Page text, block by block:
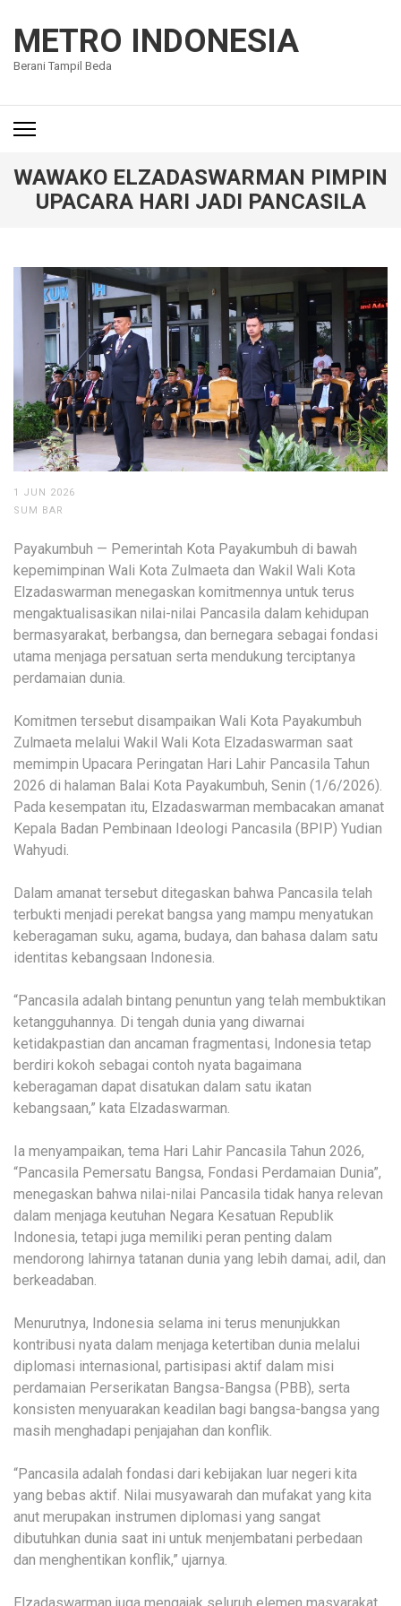
konten
(Tekan
METRO INDONESIA
Berani Tampil Beda
WAWAKO ELZADASWARMAN PIMPIN
UPACARA HARI JADI PANCASILA
1 JUN 2026
SUM BAR
Payakumbuh — Pemerintah Kota Payakumbuh di bawah
kepemimpinan Wali Kota Zulmaeta dan Wakil Wali Kota
Elzadaswarman menegaskan komitmennya untuk terus
mengaktualisasikan nilai-nilai Pancasila dalam kehidupan
bermasyarakat, berbangsa, dan bernegara sebagai fondasi
utama menjaga persatuan serta mendukung terciptanya
perdamaian dunia.
Komitmen tersebut disampaikan Wali Kota Payakumbuh
Zulmaeta melalui Wakil Wali Kota Elzadaswarman saat
memimpin Upacara Peringatan Hari Lahir Pancasila Tahun
2026 di halaman Balai Kota Payakumbuh, Senin (1/6/2026).
Pada kesempatan itu, Elzadaswarman membacakan amanat
Kepala Badan Pembinaan Ideologi Pancasila (BPIP) Yudian
Wahyudi.
Dalam amanat tersebut ditegaskan bahwa Pancasila telah
terbukti menjadi perekat bangsa yang mampu menyatukan
keberagaman suku, agama, budaya, dan bahasa dalam satu
identitas kebangsaan Indonesia.
“Pancasila adalah bintang penuntun yang telah membuktikan
ketangguhannya. Di tengah dunia yang diwarnai
ketidakpastian dan ancaman fragmentasi, Indonesia tetap
berdiri kokoh sebagai contoh nyata bagaimana
keberagaman dapat disatukan dalam satu ikatan
kebangsaan,” kata Elzadaswarman.
Ia menyampaikan, tema Hari Lahir Pancasila Tahun 2026,
“Pancasila Pemersatu Bangsa, Fondasi Perdamaian Dunia”,
menegaskan bahwa nilai-nilai Pancasila tidak hanya relevan
dalam menjaga keutuhan Negara Kesatuan Republik
Indonesia, tetapi juga memiliki peran penting dalam
mendorong lahirnya tatanan dunia yang lebih damai, adil, dan
berkeadaban.
Menurutnya, Indonesia selama ini terus menunjukkan
kontribusi nyata dalam menjaga ketertiban dunia melalui
diplomasi internasional, partisipasi aktif dalam misi
perdamaian Perserikatan Bangsa-Bangsa (PBB), serta
konsisten menyuarakan keadilan bagi bangsa-bangsa yang
masih menghadapi penjajahan dan konflik.
“Pancasila adalah fondasi dari kebijakan luar negeri kita
yang bebas aktif. Nilai musyawarah dan mufakat yang kita
anut merupakan instrumen diplomasi yang sangat
dibutuhkan dunia saat ini untuk menjembatani perbedaan
dan menghentikan konflik,” ujarnya.